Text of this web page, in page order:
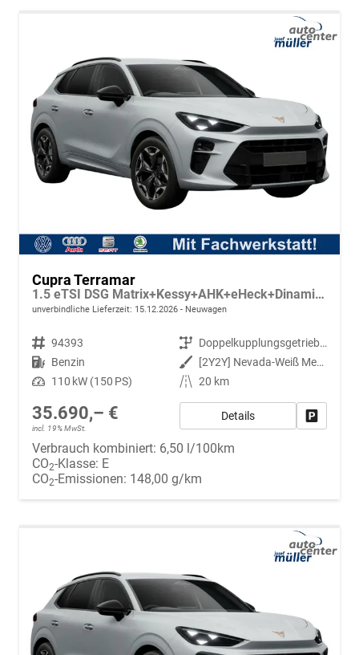
Cupra Terramar
1.5 eTSI DSG Matrix+Kessy+AHK+eHeck+Dinamica+CarPlay+eHeck+GV5
unverbindliche Lieferzeit: 15.12.2026 Neuwagen
Fahrzeugnr. 94393 Getriebe
Doppelkupplungsgetriebe (DSG)
Kraftstoff Benzin Außenfarbe
[2Y2Y] Nevada-Weiß Metallic
Leistung 110 kW (150 PS) Kilometerstand 20 km
35.690,– €
incl. 19% MwSt.
Details
Verbrauch kombiniert: 6,50 l/100km
CO2-Klasse: E
CO2-Emissionen: 148,00 g/km